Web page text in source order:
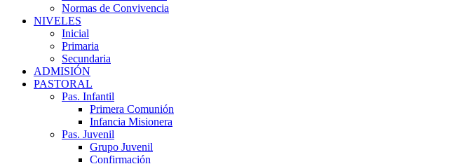
Normas de Convivencia
NIVELES
Inicial
Primaria
Secundaria
ADMISIÓN
PASTORAL
Pas. Infantil
Primera Comunión
Infancia Misionera
Pas. Juvenil
Grupo Juvenil
Confirmación